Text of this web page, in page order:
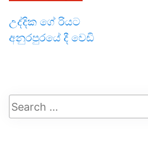
උද්දික ගේ රියට
අනුරපුරයේ දී වෙඩි